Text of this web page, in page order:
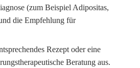
(zum Beispiel Adipositas,
die Empfehlung für
Rezept oder eine
Beratung aus.